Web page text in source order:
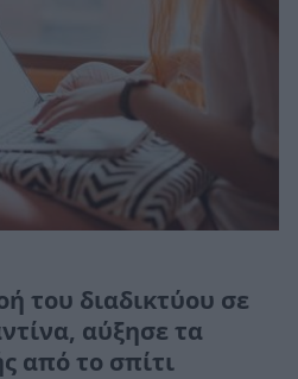
του διαδικτύου σε
αύξησε τα
από το σπίτι